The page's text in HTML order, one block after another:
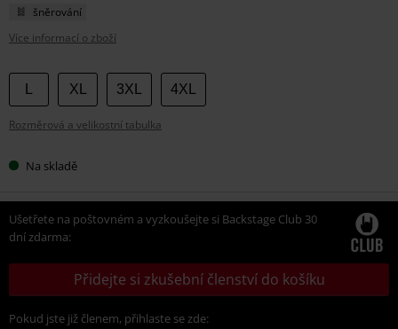
šněrování
Více informací o zboží
Vyberte
si
velikost
XL 3XL 4XL
Rozměrová a velikostní tabulka
Na skladě
Ušetřete na poštovném a vyzkoušejte si Backstage Club 30
dní zdarma:
Přidejte si zkušební členství do košíku
Pokud jste již členem, přihlaste se zde: